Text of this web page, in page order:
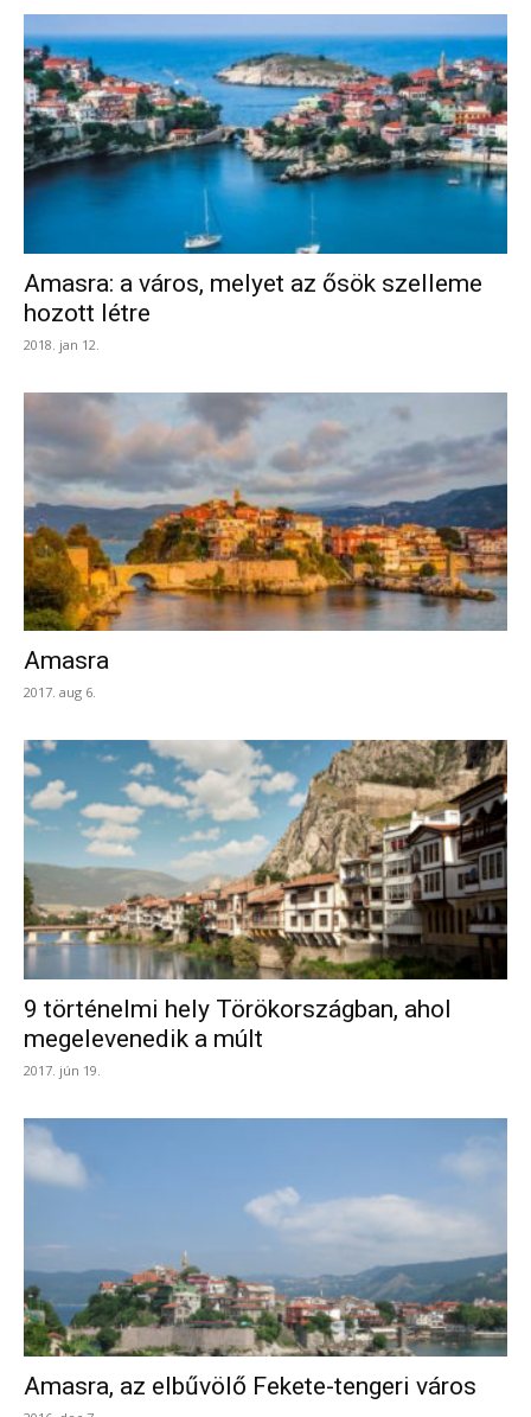
Amasra: a város, melyet az ősök szelleme
hozott létre
2018. jan 12.
Amasra
2017. aug 6.
9 történelmi hely Törökországban, ahol
megelevenedik a múlt
2017. jún 19.
Amasra, az elbűvölő Fekete-tengeri város